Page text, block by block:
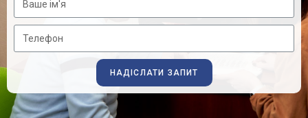
НАДІСЛАТИ ЗАПИТ